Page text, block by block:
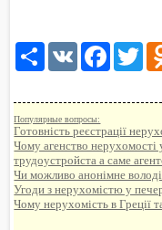
Share VK
Популярные вопросы:
Готовність реєстрації
Чому агенство нерухомості
трудоустройста а саме
Чи можливо анонімне
Угоди з нерухомістю у
Чому нерухомість в Греції